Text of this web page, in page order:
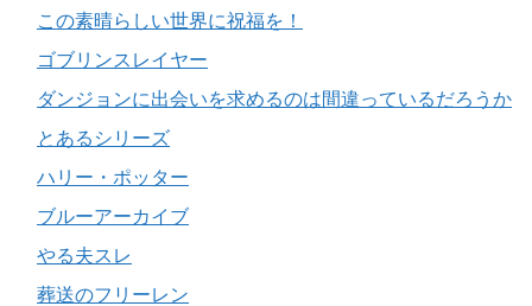
この素晴らしい世界に祝福を！
ゴブリンスレイヤー
ダンジョンに出会いを求めるのは間違っているだろうか
とあるシリーズ
ハリー・ポッター
ブルーアーカイブ
やる夫スレ
葬送のフリーレン